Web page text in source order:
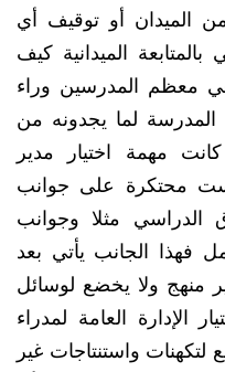
الميدان أو توقيف أي
الميدانية كيف
معظم المدرسين وراء
لما يجدونه من
مهمة اختيار مدير
محتكرة على جوانب
الدراسي مثلا وجوانب
فهذا الجانب يأتي بعد
منهج ولا يخضع لوسائل
الإدارة العامة لمدراء
لتكهنات واستنتاجات غير